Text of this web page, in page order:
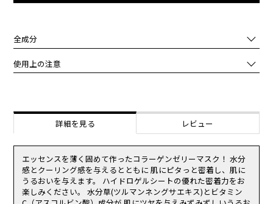
全成分
水,グリセリン,アクリレーツコポリマー,メチルプロパンジオール,イ
ソペンチルジオール,ナイアシンアミド,ＢＧ,１，２－ヘキサンジオー
塩化Ｋ,アデノシン ,デキストリン ,エチルヘキシルグリセリン,フィチ
ン酸Ｎａ,オクチルドデセス－１６,ヒアルロン酸Ｎａ ,ツルマンネン
グサエキス,グリチルリチン酸２Ｋ,ポリアクリル酸Ｎａ ,カプリリル
グリコール,トコフェロール,コラーゲンエキス ,アスコルビン酸,ヒア
ルロン酸ヒドロキシプロピルトリモニウム,パルミトイルトリペプチ
ド－５,加水分解ヒアルロン酸 ,アセチルヒアルロン酸Ｎａ ,ヒアルロ
ン酸,加水分解ヒアルロン酸Ｎａ ,ヒアルロン酸クロスポリマーＮａ ,
ヒアルロン酸Ｋ
使用上の注意
皮膚科専門医等にご相談されることをおすすめします。
（1）使用中、赤味、はれ、かゆみ、刺激、白抜け(白斑等)、黒ずみ
（2）使用したお肌に、直射日光があたって上記のような異常があら
われた場合。
傷やはれもの、湿疹等、異常のある部位にはお使いにならないでくだ
さい。
乳幼児の手の届く場所、直射日光の当たる場所、高温多湿または極度
詳細を見る レビュー
エッセンスを薄く固めて作ったコラーゲンゼリーマスク！ 水分
感とクーリング感を与えるとともに 肌にピタっと密着し、肌に
うるおいを与えます。 ハイドロゲルシートの優れた密着力をお
楽しみください。 水分草(ツルマンネングサエキス)とビタミン